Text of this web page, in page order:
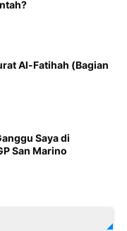
Al-Fatihah (Bagian
Saya di
San Marino